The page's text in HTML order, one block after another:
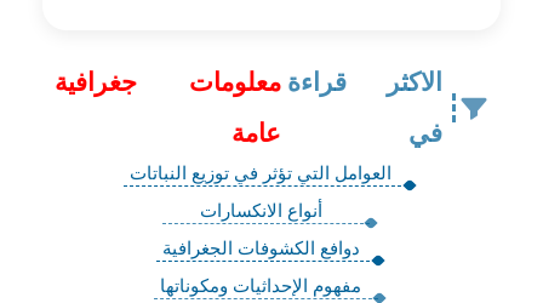
الاكثر قراءة
في
معلومات جغرافية
عامة
العوامل التي تؤثر في توزيع النباتات
أنواع الانكسارات
دوافع الكشوفات الجغرافية
مفهوم الإحداثيات ومكوناتها